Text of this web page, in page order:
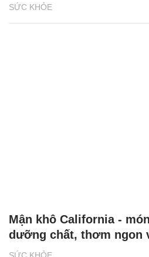
SỨC KHỎE
SỨC KHỎE
Mận khô California -
dưỡng chất, thơm ngon